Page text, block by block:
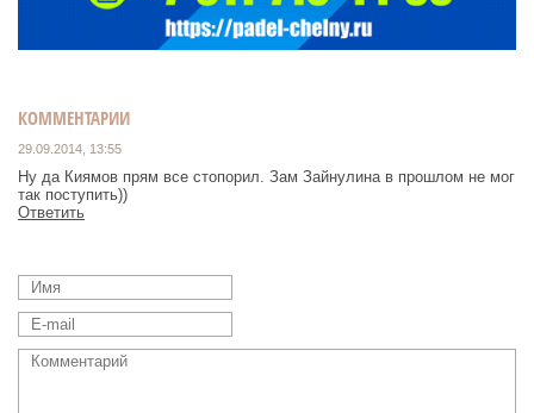
КОММЕНТАРИИ
29.09.2014, 13:55
Ну да Киямов прям все стопорил. Зам Зайнулина в прошлом не мог
так поступить))
Ответить